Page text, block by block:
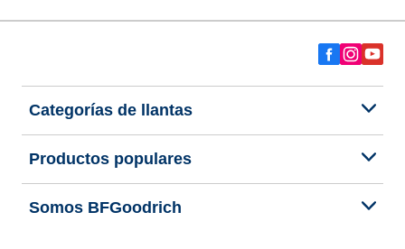
Categorías de llantas
Productos populares
Somos BFGoodrich